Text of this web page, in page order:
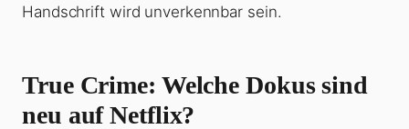
Handschrift wird unverkennbar sein.
True Crime: Welche Dokus sind
neu auf Netflix?